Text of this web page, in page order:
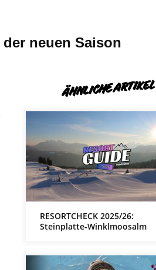
neuen Saison
ÄHNLICHE ARTIKEL
RESORTCHECK 2025/26:
Steinplatte-Winklmoosalm